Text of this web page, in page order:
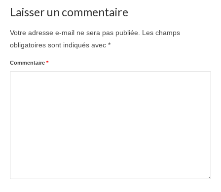
Laisser un commentaire
Votre adresse e-mail ne sera pas publiée.
Les champs
obligatoires sont indiqués avec *
Commentaire *